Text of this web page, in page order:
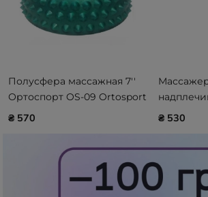
Полусфера массажная 7''
Ортоспорт OS-09 Ortosport
зеленая
₴ 570
041
₴ 530